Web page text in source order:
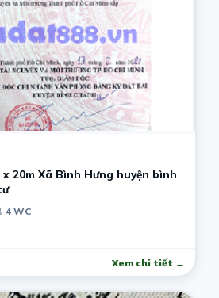
20m Xã Bình Hưng huyện bình
4 WC
Xem chi tiết →